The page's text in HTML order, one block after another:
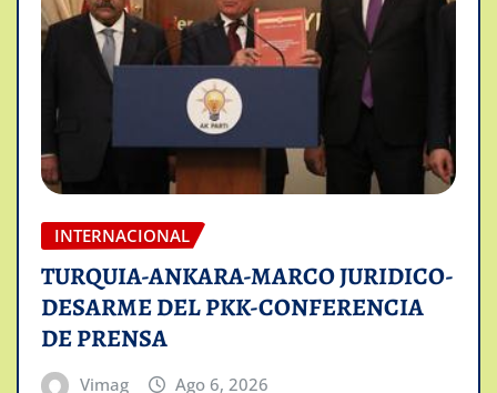
INTERNACIONAL
TURQUIA-ANKARA-MARCO JURIDICO-
DESARME DEL PKK-CONFERENCIA
DE PRENSA
Vimag Ago 6, 2026